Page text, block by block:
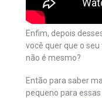
Enfim, depois
você quer que o
não é mesmo?
Então para saber
pequeno para